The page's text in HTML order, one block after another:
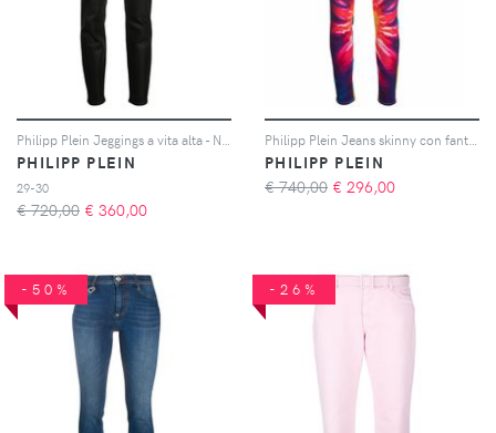
PHILIPP PLEIN
29-30
€ 720,00 € 360,00
PHILIPP PLEIN
€ 740,00 € 296,00
-50% -26%